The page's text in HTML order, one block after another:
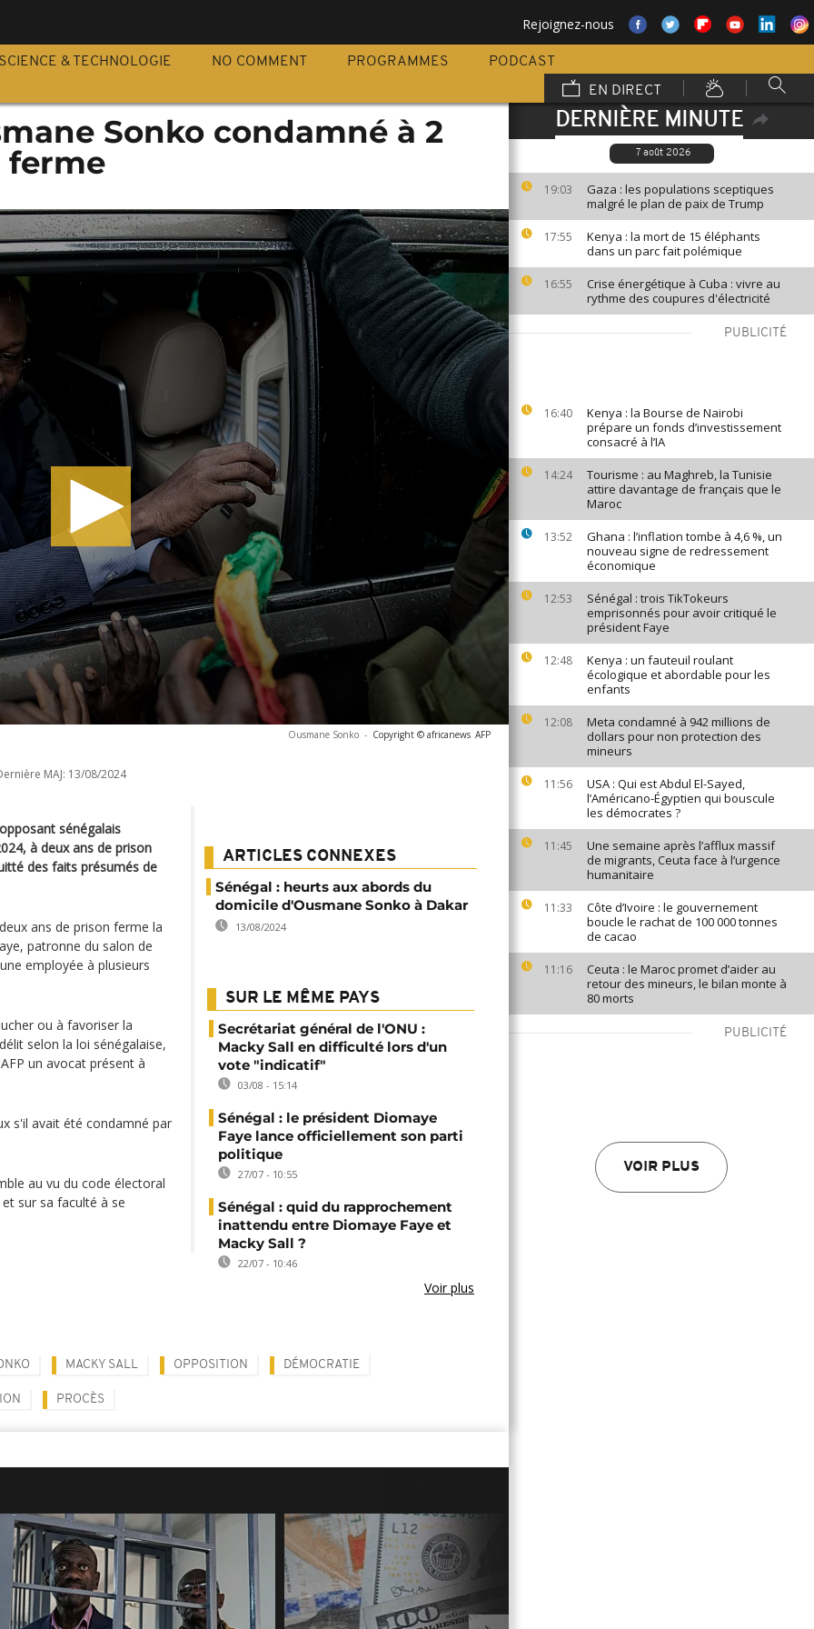
Rejoignez-nous
SCIENCE & TECHNOLOGIE NO COMMENT PROGRAMMES
PODCAST
EN DIRECT
DERNIÈRE MINUTE
7 août 2026
19:03
Gaza : les populations sceptiques
malgré le plan de paix de Trump
17:55
Kenya : la mort de 15 éléphants
dans un parc fait polémique
16:55
Crise énergétique à Cuba : vivre au
rythme des coupures d'électricité
PUBLICITÉ
16:40
Kenya : la Bourse de Nairobi
prépare un fonds d’investissement
consacré à l’IA
14:24
Tourisme : au Maghreb, la Tunisie
attire davantage de français que le
Maroc
13:52
Ghana : l’inflation tombe à 4,6 %, un
nouveau signe de redressement
économique
12:53
Sénégal : trois TikTokeurs
emprisonnés pour avoir critiqué le
président Faye
12:48
Kenya : un fauteuil roulant
écologique et abordable pour les
enfants
12:08
Meta condamné à 942 millions de
dollars pour non protection des
mineurs
11:56
USA : Qui est Abdul El-Sayed,
l’Américano-Égyptien qui bouscule
les démocrates ?
11:45
Une semaine après l’afflux massif
de migrants, Ceuta face à l’urgence
humanitaire
11:33
Côte d’Ivoire : le gouvernement
boucle le rachat de 100 000 tonnes
de cacao
11:16
Ceuta : le Maroc promet d’aider au
retour des mineurs, le bilan monte à
80 morts
PUBLICITÉ
VOIR PLUS
Sonko condamné à 2
ferme
Ousmane Sonko - Copyright © africanews AFP
MAJ: 13/08/2024
sénégalais
à deux ans de prison
des faits présumés de
ans de prison ferme la
patronne du salon de
employée à plusieurs
ou à favoriser la
selon la loi sénégalaise,
un avocat présent à
s'il avait été condamné par
au vu du code électoral
sur sa faculté à se
ARTICLES CONNEXES
Sénégal : heurts aux abords du
domicile d'Ousmane Sonko à Dakar
13/08/2024
SUR LE MÊME PAYS
Secrétariat général de l'ONU :
Macky Sall en difficulté lors d'un
vote "indicatif"
03/08 - 15:14
Sénégal : le président Diomaye
Faye lance officiellement son parti
politique
27/07 - 10:55
Sénégal : quid du rapprochement
inattendu entre Diomaye Faye et
Macky Sall ?
22/07 - 10:46
Voir plus
MACKY SALL OPPOSITION DÉMOCRATIE
PROCÈS